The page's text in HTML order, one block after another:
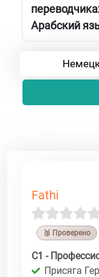
Арабский
Fathi
🥉 Проверено
C1 -
Присяга